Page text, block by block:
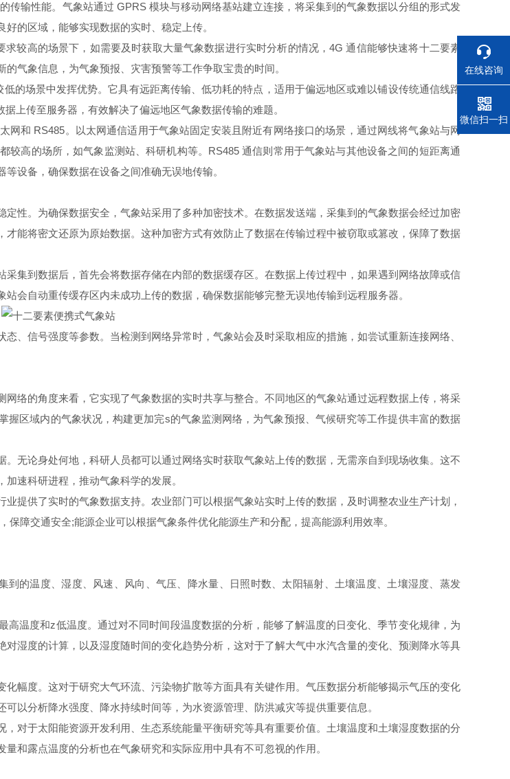
输性能。气象站通过 GPRS 模块与移动网络基站建立连接，将采集到的气象数据以分组的形式发
的区域，能够实现数据的实时、稳定上传。
高的场景下，如需要及时获取大量气象数据进行实时分析的情况，4G 通信能够快速将十二要素
气象信息，为气象预报、灾害预警等工作争取宝贵的时间。
场景中发挥优势。它具有远距离传输、低功耗的特点，适用于偏远地区或难以铺设传统通信线路
上传至服务器，有效解决了偏远地区气象数据传输的难题。
和 RS485。以太网通信适用于气象站固定安装且附近有网络接口的场景，通过网线将气象站与网
高的场所，如气象监测站、科研机构等。RS485 通信则常用于气象站与其他设备之间的短距离通
设备，确保数据在设备之间准确无误地传输。
。为确保数据安全，气象站采用了多种加密技术。在数据发送端，采集到的气象数据会经过加密
能将密文还原为原始数据。这种加密方式有效防止了数据在传输过程中被窃取或篡改，保障了数据
到数据后，首先会将数据存储在内部的数据缓存区。在数据上传过程中，如果遇到网络故障或信
会自动重传缓存区内未成功上传的数据，确保数据能够完整无误地传输到远程服务器。
信号强度等参数。当检测到网络异常时，气象站会及时采取相应的措施，如尝试重新连接网络、
的角度来看，它实现了气象数据的实时共享与整合。不同地区的气象站通过远程数据上传，将采
区域内的气象状况，构建更加完s的气象监测网络，为气象预报、气候研究等工作提供丰富的数据
论身处何地，科研人员都可以通过网络实时获取气象站上传的数据，无需亲自到现场收集。这不
速科研进程，推动气象科学的发展。
供了实时的气象数据支持。农业部门可以根据气象站实时上传的数据，及时调整农业生产计划，
障交通安全;能源企业可以根据气象条件优化能源生产和分配，提高能源利用效率。
的温度、湿度、风速、风向、气压、降水量、日照时数、太阳辐射、土壤温度、土壤湿度、蒸发
温度和z低温度。通过对不同时间段温度数据的分析，能够了解温度的日变化、季节变化规律，为
湿度的计算，以及湿度随时间的变化趋势分析，这对于了解大气中水汽含量的变化、预测降水等具
度。这对于研究大气环流、污染物扩散等方面具有关键作用。气压数据分析能够揭示气压的变化
以分析降水强度、降水持续时间等，为水资源管理、防洪减灾等提供重要信息。
于太阳能资源开发利用、生态系统能量平衡研究等具有重要价值。土壤温度和土壤湿度数据的分
和露点温度的分析也在气象研究和实际应用中具有不可忽视的作用。
在线咨询
电话
微信扫一扫